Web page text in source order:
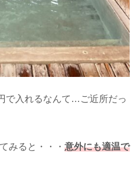
で入れるなんて…ご近所だっ
みると・・・ 意外にも適温で